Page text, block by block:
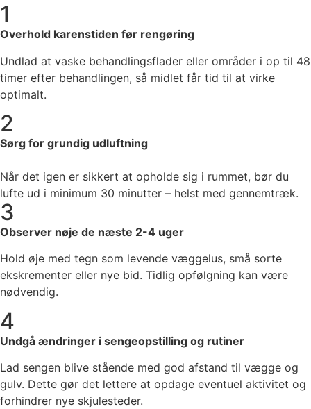
1
Overhold karenstiden før rengøring
Undlad at vaske behandlingsflader eller områder i op til 48
timer efter behandlingen, så midlet får tid til at virke
optimalt.
2
Sørg for grundig udluftning
Når det igen er sikkert at opholde sig i rummet, bør du
lufte ud i minimum 30 minutter – helst med gennemtræk.
3
Observer nøje de næste 2-4 uger
Hold øje med tegn som levende væggelus, små sorte
ekskrementer eller nye bid. Tidlig opfølgning kan være
nødvendig.
4
Undgå ændringer i sengeopstilling og rutiner
Lad sengen blive stående med god afstand til vægge og
gulv. Dette gør det lettere at opdage eventuel aktivitet og
forhindrer nye skjulesteder.